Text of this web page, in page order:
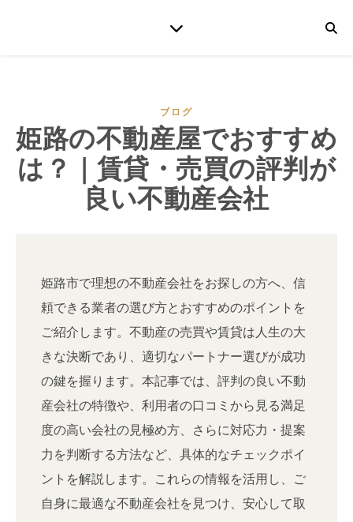
ブログ
姫路の不動産屋でおすすめ
は？｜賃貸・売買の評判が
良い不動産会社
姫路市で理想の不動産会社をお探しの方へ、信
頼できる業者の選び方とおすすめのポイントを
ご紹介します。不動産の売買や賃貸は人生の大
きな決断であり、適切なパートナー選びが成功
の鍵を握ります。本記事では、評判の良い不動
産会社の特徴や、利用者の口コミから見る満足
度の高い会社の見極め方、さらに対応力・提案
力を判断する方法など、具体的なチェックポイ
ントを解説します。これらの情報を活用し、ご
自身に最適な不動産会社を見つけ、安心して取